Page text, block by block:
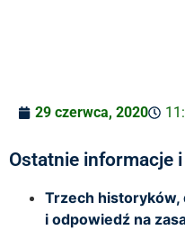
29 czerwca, 2020
Ostatnie informacje
Trzech historyków,
i odpowiedź na